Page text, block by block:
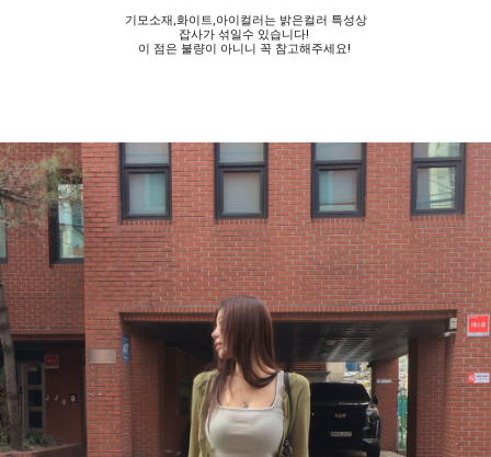
기모소재,화이트,아이컬러는 밝은컬러 특성상
잡사가 섞일수 있습니다!
이 점은 불량이 아니니 꼭 참고해주세요!